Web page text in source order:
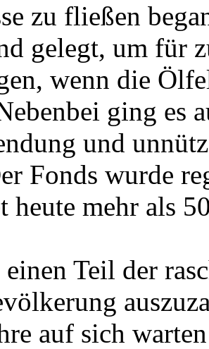
zu fließen
gelegt, um für
wenn die
ging es
und
Fonds wurde
heute mehr als
Teil der
auf sich